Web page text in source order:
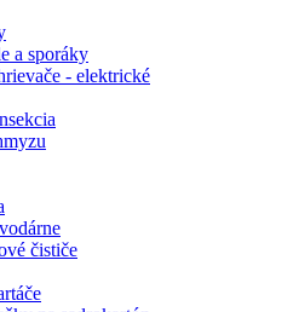
a sporáky
- elektrické
čističe